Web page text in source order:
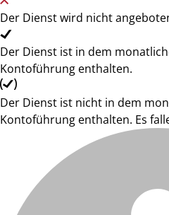
Der Dienst wird nicht
Der Dienst ist in dem
Kontoführung enthalten.
Der Dienst ist nicht in dem
Kontoführung enthalten. Es